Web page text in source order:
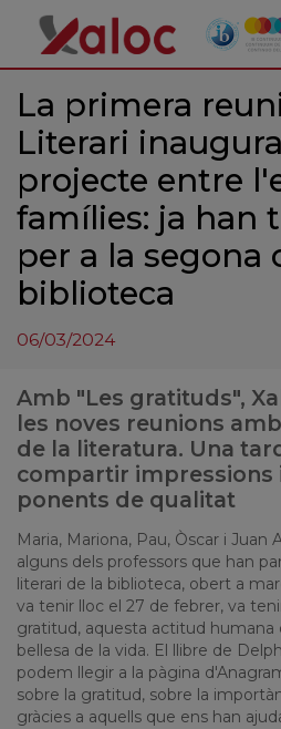
La primera
Literari
projecte entre
famílies: ja han
per a la segona
biblioteca
06/03/2024
Amb "Les gratituds",
les noves reunions
de la literatura. Una
compartir impressions
ponents de qualitat
Maria, Mariona, Pau, Òscar i Juan
alguns dels professors que han
literari de la biblioteca, obert a
va tenir lloc el 27 de febrer, va
gratitud, aquesta actitud humana
bellesa de la vida. El llibre de
podem llegir a la pàgina
sobre la gratitud, sobre la
gràcies a aquells que ens han